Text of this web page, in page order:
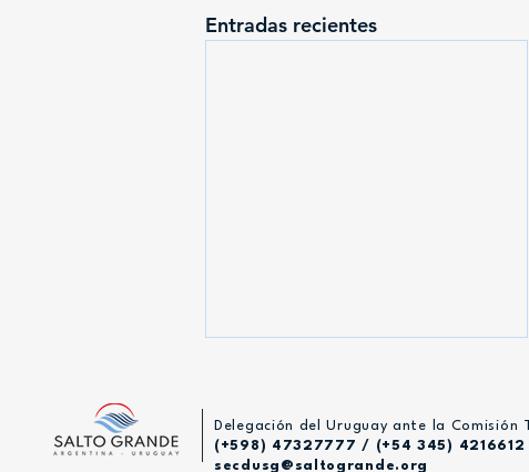
Entradas recientes
Delegación del Uruguay ante la
(+598) 47327777 / (+54 345)
secdusg@saltogrande.org